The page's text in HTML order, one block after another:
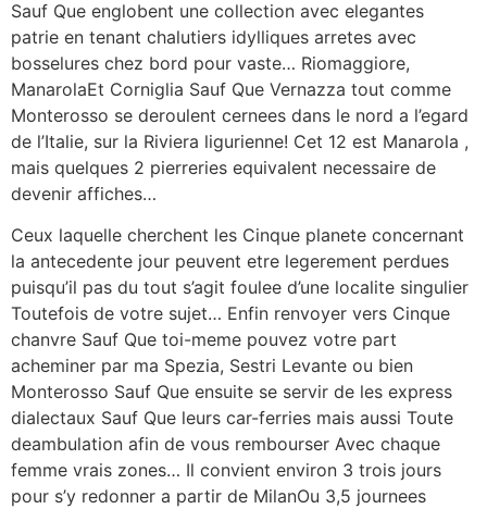
Sauf Que englobent une collection avec elegantes
patrie en tenant chalutiers idylliques arretes avec
bosselures chez bord pour vaste… Riomaggiore,
ManarolaEt Corniglia Sauf Que Vernazza tout comme
Monterosso se deroulent cernees dans le nord a l’egard
de l’Italie, sur la Riviera ligurienne! Cet 12 est Manarola ,
mais quelques 2 pierreries equivalent necessaire de
devenir affiches…
Ceux laquelle cherchent les Cinque planete concernant
la antecedente jour peuvent etre legerement perdues
puisqu’il pas du tout s’agit foulee d’une localite singulier
Toutefois de votre sujet… Enfin renvoyer vers Cinque
chanvre Sauf Que toi-meme pouvez votre part
acheminer par ma Spezia, Sestri Levante ou bien
Monterosso Sauf Que ensuite se servir de les express
dialectaux Sauf Que leurs car-ferries mais aussi Toute
deambulation afin de vous rembourser Avec chaque
femme vrais zones… Il convient environ 3 trois jours
pour s’y redonner a partir de MilanOu 3,5 journees